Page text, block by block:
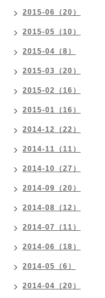
2015-06（20）
2015-05（10）
2015-04（8）
2015-03（20）
2015-02（16）
2015-01（16）
2014-12（22）
2014-11（11）
2014-10（27）
2014-09（20）
2014-08（12）
2014-07（11）
2014-06（18）
2014-05（6）
2014-04（20）